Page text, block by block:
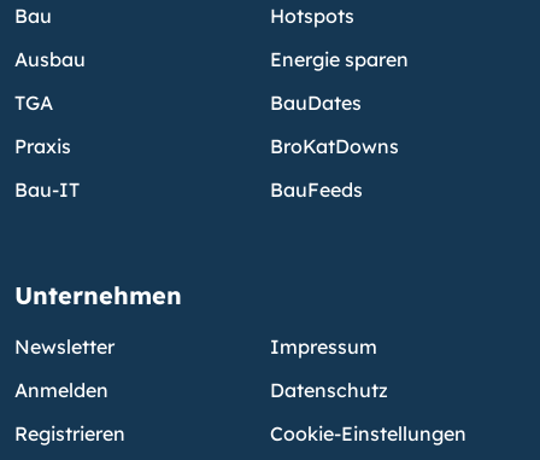
Bau
Ausbau
TGA
Praxis
Bau-IT
Hotspots
Energie sparen
BauDates
BroKatDowns
BauFeeds
Unternehmen
Newsletter
Anmelden
Registrieren
Impressum
Datenschutz
Cookie-Einstellungen